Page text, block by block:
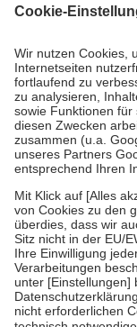
Grundsätzlich leisten
höchstens zehn Euro.
Kosten der Leistung
Diese Regeln gelten
Bei Heilmitteln und
Zuzahlung zehn
Verordnung.
Um das Engagement
stärken und die
fallenkeine
• Kindern und
mit Ausnahme der
• Untersuchungen
GKV getragen werden
• empfohlenen
• Harn- und